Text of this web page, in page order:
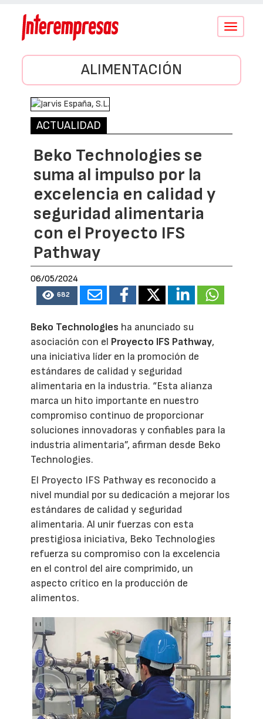
Conmutar
ALIMENTACIÓN
ACTUALIDAD
Beko Technologies se
suma al impulso por la
excelencia en calidad y
seguridad alimentaria
con el Proyecto IFS
Pathway
06/05/2024
682
Beko Technologies ha anunciado su
asociación con el Proyecto IFS Pathway,
una iniciativa líder en la promoción de
estándares de calidad y seguridad
alimentaria en la industria. “Esta alianza
marca un hito importante en nuestro
compromiso continuo de proporcionar
soluciones innovadoras y confiables para la
industria alimentaria”, afirman desde Beko
Technologies.
El Proyecto IFS Pathway es reconocido a
nivel mundial por su dedicación a mejorar los
estándares de calidad y seguridad
alimentaria. Al unir fuerzas con esta
prestigiosa iniciativa, Beko Technologies
refuerza su compromiso con la excelencia
en el control del aire comprimido, un
aspecto crítico en la producción de
alimentos.